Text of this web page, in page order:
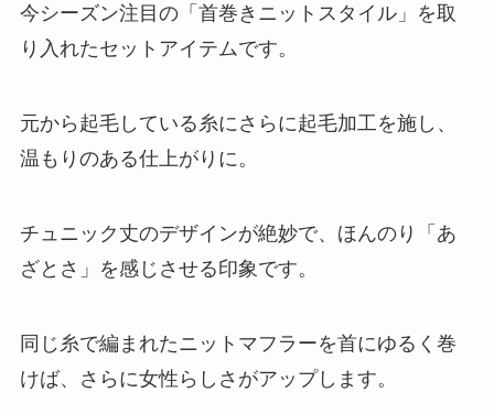
今シーズン注目の「首巻きニットスタイル」を取
り入れたセットアイテムです。
元から起毛している糸にさらに起毛加工を施し、
温もりのある仕上がりに。
チュニック丈のデザインが絶妙で、ほんのり「あ
ざとさ」を感じさせる印象です。
同じ糸で編まれたニットマフラーを首にゆるく巻
けば、さらに女性らしさがアップします。